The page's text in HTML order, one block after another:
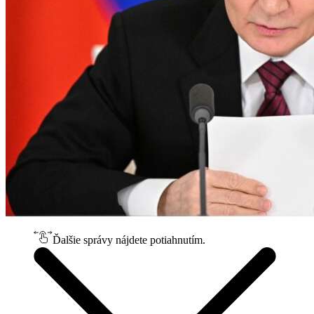
Ďalšie správy nájdete potiahnutím.